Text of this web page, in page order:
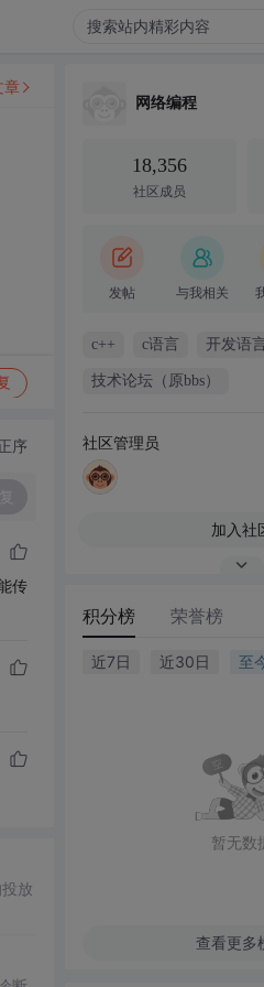
章
序
传
放
网络编程
18,356
社区成员
发帖 与我相关
c++ c语言 开发语
技术论坛（原bbs）
社区管理员
加入社
积分榜 荣誉榜
近7日 近30日 至
暂无数
查看更多